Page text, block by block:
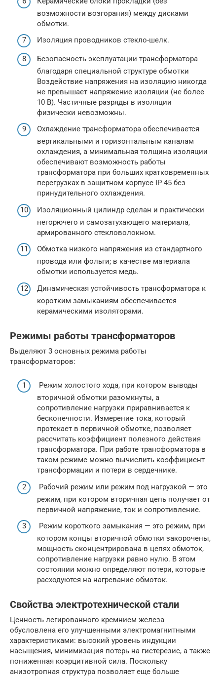
возможности возгорания) между дисками
обмотки.
Изоляция проводников стекло-шелк.
Безопасность эксплуатации трансформатора
благодаря специальной структуре обмотки
Воздействие напряжения на изоляцию никогда
не превышает напряжение изоляции (не более
10 В). Частичные разряды в изоляции
физически невозможны.
Охлаждение трансформатора обеспечивается
вертикальными и горизонтальным каналам
охлаждения, а минимальная толщина изоляции
обеспечивают возможность работы
трансформатора при больших кратковременных
перегрузках в защитном корпусе IP 45 без
принудительного охлаждения.
Изоляционный цилиндр сделан и практически
негорючего и самозатухающего материала,
армированного стекловолокном.
Обмотка низкого напряжения из стандартного
провода или фольги; в качестве материала
обмотки используется медь.
Динамическая устойчивость трансформатора к
коротким замыканиям обеспечивается
керамическими изоляторами.
Режимы работы трансформаторов
Выделяют 3 основных режима работы
трансформаторов:
Режим холостого хода, при котором выводы
вторичной обмотки разомкнуты, а
сопротивление нагрузки приравнивается к
бесконечности. Измерение тока, который
протекает в первичной обмотке, позволяет
рассчитать коэффициент полезного действия
трансформатора. При работе трансформатора в
таком режиме можно вычислить коэффициент
трансформации и потери в сердечнике.
Рабочий режим или режим под нагрузкой — это
режим, при котором вторичная цепь получает от
первичной напряжение, ток и сопротивление.
Режим короткого замыкания — это режим, при
котором концы вторичной обмотки закорочены,
мощность сконцентрирована в цепях обмоток,
сопротивление нагрузки равно нулю. В этом
состоянии можно определяют потери, которые
расходуются на нагревание обмоток.
Свойства электротехнической стали
Ценность легированного кремнием железа
обусловлена его улучшенными электромагнитными
характеристиками: высокий уровень индукции
насыщения, минимизация потерь на гистерезис, а также
пониженная коэрцитивной сила. Поскольку
анизотропная структура позволяет еще больше